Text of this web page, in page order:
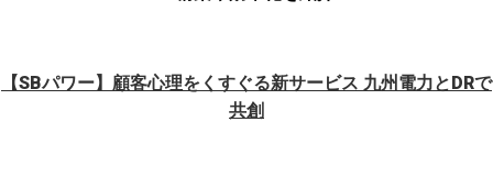
【SBパワー】顧客心理をくすぐる新サービス 九州電力とDRで
共創